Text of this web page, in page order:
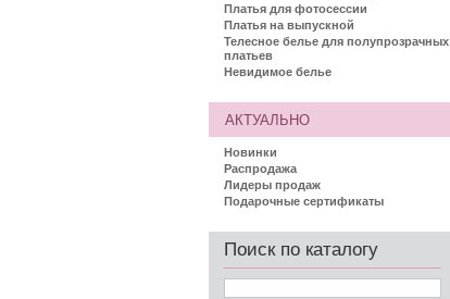
Платья для фотосессии
Платья на выпускной
Телесное белье для полупрозрачных
платьев
Невидимое белье
АКТУАЛЬНО
Новинки
Распродажа
Лидеры продаж
Подарочные сертификаты
Поиск по каталогу